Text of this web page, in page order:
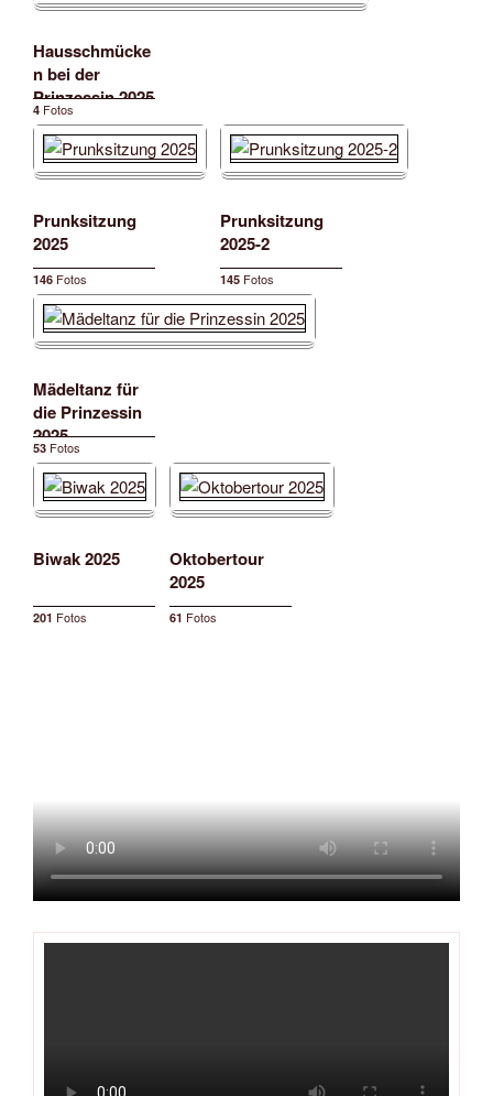
Hausschmücke
n bei der
Prinzessin 2025
4 Fotos
Prunksitzung
2025
146 Fotos
Prunksitzung
2025-2
145 Fotos
Mädeltanz für
die Prinzessin
2025
53 Fotos
Biwak 2025
201 Fotos
Oktobertour
2025
61 Fotos